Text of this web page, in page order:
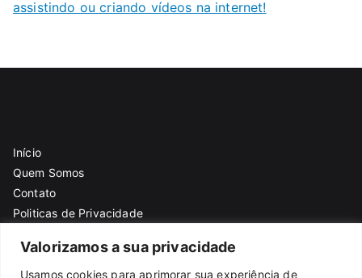
Valorizamos a sua privacidade
Usamos cookies para aprimorar sua experiência de
assistindo ou criando vídeos na internet!
Início
Quem Somos
Contato
Politicas de Privacidade
Termo de Uso